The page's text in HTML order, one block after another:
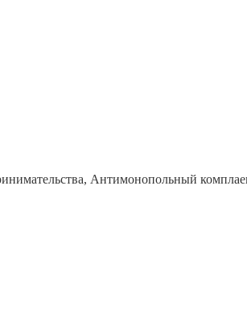
Антимонопольный